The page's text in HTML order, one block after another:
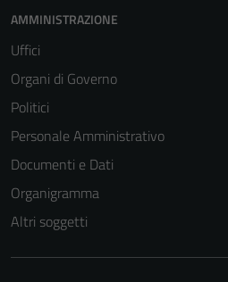
AMMINISTRAZIONE
Uffici
Organi di Governo
Politici
Personale Amministrativo
Documenti e Dati
Organigramma
Altri soggetti